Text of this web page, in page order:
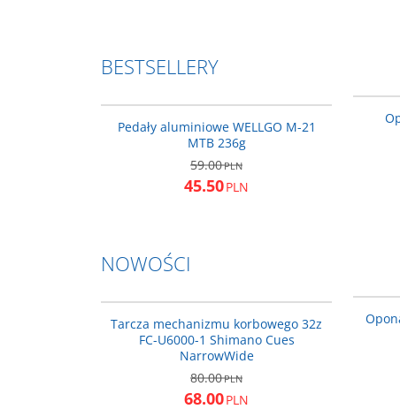
BESTSELLERY
Pedały aluminiowe WELLGO M-21
MTB 236g
59.00PLN
45.50PLN
NOWOŚCI
Tarcza mechanizmu korbowego 32z
FC-U6000-1 Shimano Cues
NarrowWide
80.00PLN
68.00PLN